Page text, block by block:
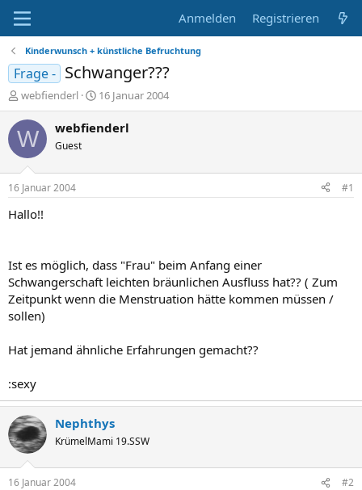
Anmelden Registrieren
Kinderwunsch + künstliche Befruchtung
Frage - Schwanger???
E
r
s
t
e
r
webfienderl
E
r
s
t
16 Januar 2004
W webfienderl
Guest
16 Januar 2004 #1
Hallo!!
Ist es möglich, dass "Frau" beim Anfang einer
Schwangerschaft leichten bräunlichen Ausfluss hat?? ( Zum
Zeitpunkt wenn die Menstruation hätte kommen müssen /
sollen)
Hat jemand ähnliche Erfahrungen gemacht??
:sexy
Nephthys
KrümelMami 19.SSW
16 Januar 2004 #2